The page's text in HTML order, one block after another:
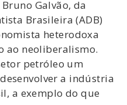
Galvão, da
Brasileira (ADB)
heterodoxa
ao neoliberalismo.
petróleo um
a indústria
a exemplo do que